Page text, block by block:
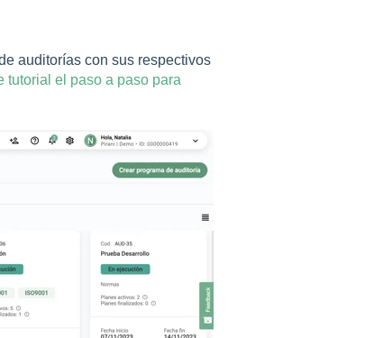
auditorías con sus respectivos
tutorial el paso a paso para